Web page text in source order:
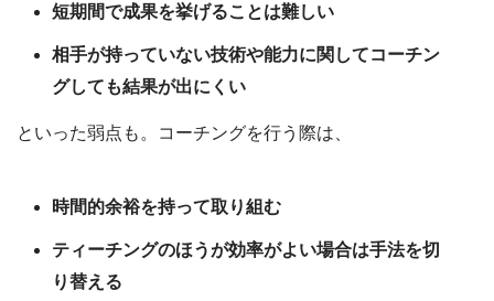
短期間で成果を挙げることは難しい
相手が持っていない技術や能力に関してコーチン
グしても結果が出にくい
といった弱点も。コーチングを行う際は、
時間的余裕を持って取り組む
ティーチングのほうが効率がよい場合は手法を切
り替える